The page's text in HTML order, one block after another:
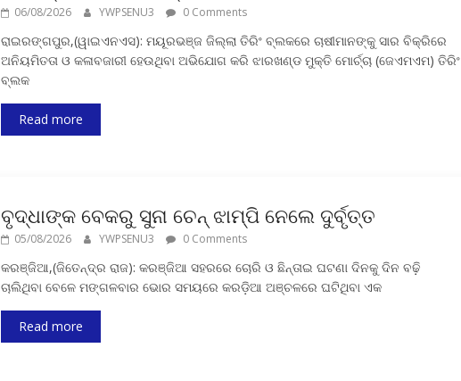
06/08/2026 YWPSENU3 0 Comments
ରାଇରଙ୍ଗପୁର,(ୱାଇଏନଏସ): ମୟୂରଭଞ୍ଜ ଜିଲ୍ଲା ତିରିଂ ବ୍ଲକରେ ଚାଷୀମାନଙ୍କୁ ସାର ବିକ୍ରିରେ
ଅନିୟମିତତା ଓ କଳାବଜାରୀ ହେଉଥିବା ଅଭିଯୋଗ କରି ଝାରଖଣ୍ଡ ମୁକ୍ତି ମୋର୍ଚ୍ଚା (ଜେଏମଏମ) ତିରିଂ
ବ୍ଲକ
Read more
ବୃଦ୍ଧାଙ୍କ ବେକରୁ ସୁନା ଚେନ୍ ଝାମ୍ପି ନେଲେ ଦୁର୍ବୃତ୍ତ
05/08/2026 YWPSENU3 0 Comments
କରଞ୍ଜିଆ,(ଜିତେନ୍ଦ୍ର ରାଜ): କରଞ୍ଜିଆ ସହରରେ ଚୋରି ଓ ଛିନ୍ତାଇ ଘଟଣା ଦିନକୁ ଦିନ ବଢ଼ି
ଚାଲିଥିବା ବେଳେ ମଙ୍ଗଳବାର ଭୋର ସମୟରେ କରଡ଼ିଆ ଅଞ୍ଚଳରେ ଘଟିଥିବା ଏକ
Read more